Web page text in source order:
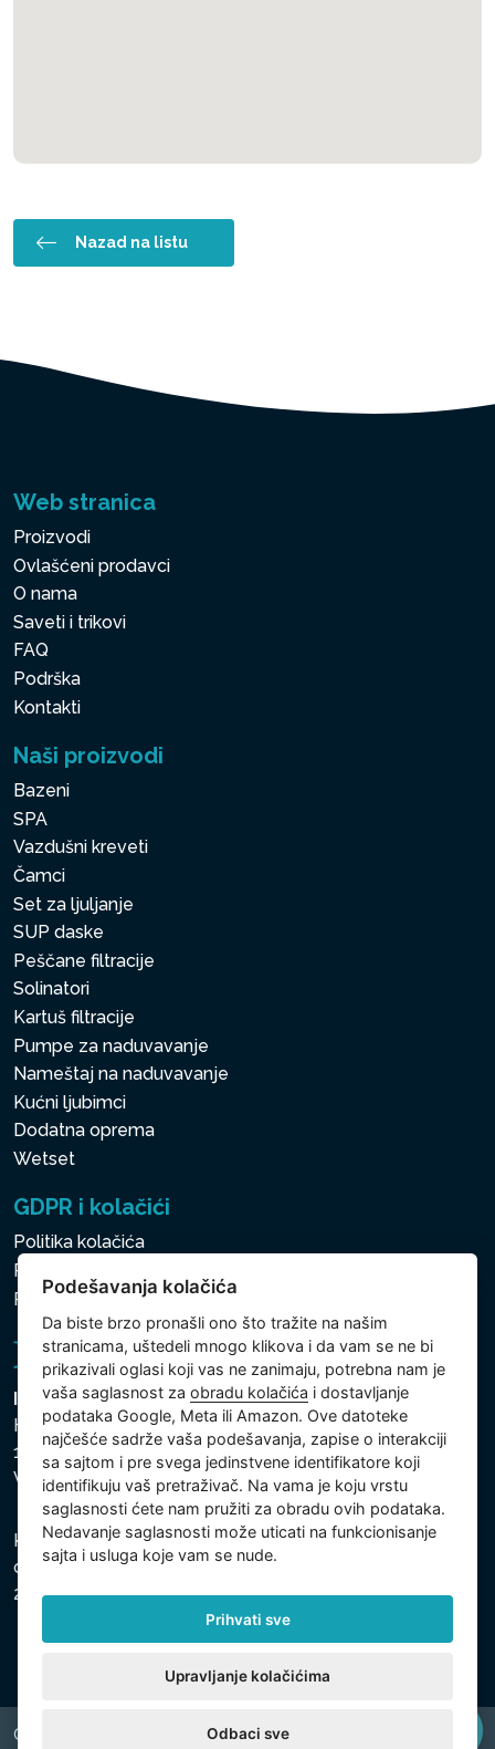
Nazad na listu
Web stranica
Proizvodi
Ovlašćeni prodavci
O nama
Saveti i trikovi
FAQ
Podrška
Kontakti
Naši proizvodi
Bazeni
SPA
Vazdušni kreveti
Čamci
Set za ljuljanje
SUP daske
Peščane filtracije
Solinatori
Kartuš filtracije
Pumpe za naduvavanje
Nameštaj na naduvavanje
Kućni ljubimci
Dodatna oprema
Wetset
GDPR i kolačići
Politika kolačića
Politika zaštite ličnih i drugih obrađivanih podataka
Podešavanja kolačića
Intex Trading, s.r.o.
Hradecká 2526/3
130 00 Praha 3
Vinohrady - Česká republika
Kompanija je registrovana u Opštinskom sudu u Pragu,
odeljak C, uložak 74759, Identifikacioni broj kompanije:
26150808, Poreski identifikacioni broj: CZ26150808.
Copyright © 2026 INTEX TRADING s.r.o. All rights reserved.
Podešavanja kolačića
Da biste brzo pronašli ono što tražite na našim
stranicama, uštedeli mnogo klikova i da vam se ne bi
prikazivali oglasi koji vas ne zanimaju, potrebna nam je
vaša saglasnost zaobradu kolačića i dostavljanje
podataka Google, Meta ili Amazon. Ove datoteke
najčešće sadrže vaša podešavanja, zapise o interakciji
sa sajtom i pre svega jedinstvene identifikatore koji
identifikuju vaš pretraživač. Na vama je koju vrstu
saglasnosti ćete nam pružiti za obradu ovih podataka.
Nedavanje saglasnosti može uticati na funkcionisanje
sajta i usluga koje vam se nude.
Prihvati sve
Upravljanje kolačićima
Odbaci sve